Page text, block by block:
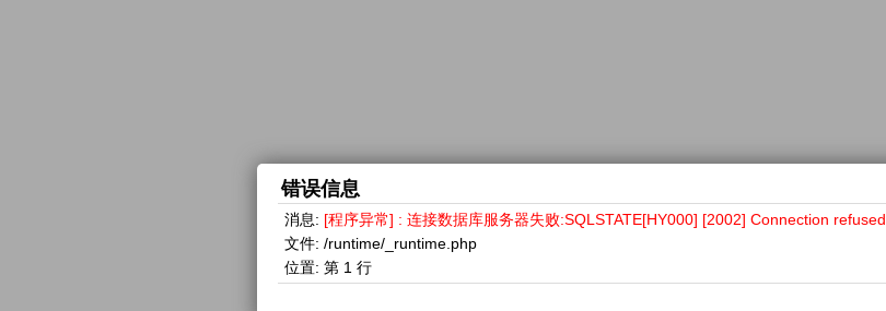
错误信息
消息: [程序异常] : 连接数据库服务器失败:SQLSTATE[HY000] [2002] Connection refused
文件: /runtime/_runtime.php
位置: 第 1 行